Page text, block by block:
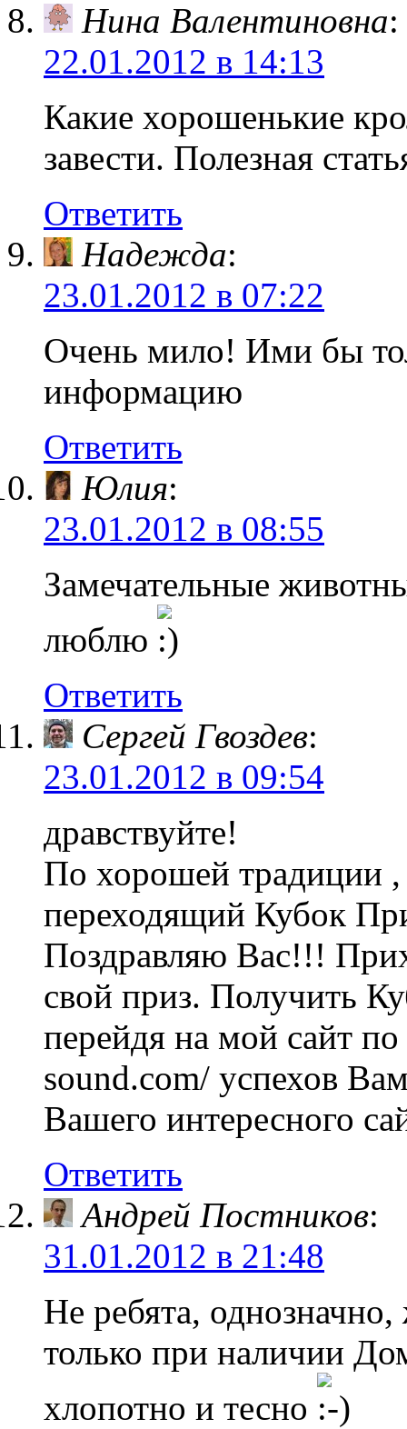
Нина Валентиновна:
22.01.2012 в 14:13
Какие хорошенькие
завести. Полезная
Ответить
Надежда:
23.01.2012 в 07:22
Очень мило! Ими бы
информацию
Ответить
Юлия:
23.01.2012 в 08:55
Замечательные
люблю
Ответить
Сергей Гвоздев:
23.01.2012 в 09:54
дравствуйте!
По хорошей традиции
переходящий Кубок
Поздравляю Вас!!!
свой приз. Получить
перейдя на мой сайт
sound.com/ успехов
Вашего интересного
Ответить
Андрей Постников:
31.01.2012 в 21:48
Не ребята,
только при наличии
хлопотно и тесно